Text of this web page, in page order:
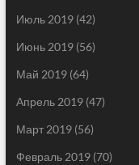
Июль 2019(42)
Июнь 2019(56)
Май 2019(64)
Апрель 2019(47)
Март 2019(56)
Февраль 2019(70)